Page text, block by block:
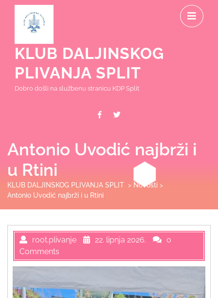
content
KLUB DALJINSKOG
PLIVANJA SPLIT
Dobro došli na službenu stranicu KDP Split
Facebook
Antonio Uvodić najbrži i
u Rtini
KLUB DALJINSKOG PLIVANJA SPLIT > Novosti >
Antonio Uvodić najbrži i u Rtini
root.plivanje 22. lipnja 2026.
0
Comments